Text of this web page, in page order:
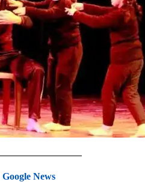
Google News